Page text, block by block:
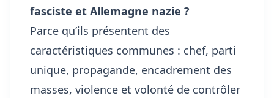
fasciste et Allemagne nazie ?
Parce qu’ils présentent des
caractéristiques communes : chef, parti
unique, propagande, encadrement des
masses, violence et volonté de contrôler